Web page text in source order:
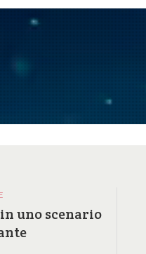
uno scenario